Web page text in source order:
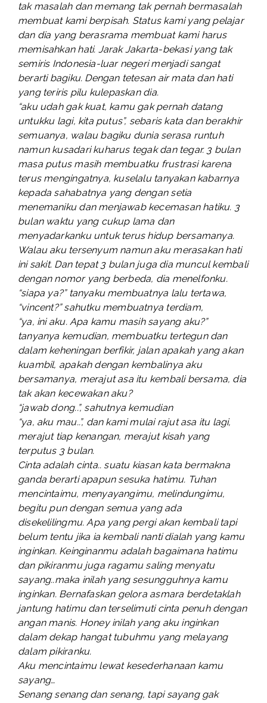
tak masalah dan memang tak pernah bermasalah
membuat kami berpisah. Status kami yang pelajar
dan dia yang berasrama membuat kami harus
memisahkan hati. Jarak Jakarta-bekasi yang tak
semiris Indonesia-luar negeri menjadi sangat
berarti bagiku. Dengan tetesan air mata dan hati
yang teriris pilu kulepaskan dia.
“aku udah gak kuat, kamu gak pernah datang
untukku lagi, kita putus”, sebaris kata dan berakhir
semuanya, walau bagiku dunia serasa runtuh
namun kusadari kuharus tegak dan tegar. 3 bulan
masa putus masih membuatku frustrasi karena
terus mengingatnya, kuselalu tanyakan kabarnya
kepada sahabatnya yang dengan setia
menemaniku dan menjawab kecemasan hatiku. 3
bulan waktu yang cukup lama dan
menyadarkanku untuk terus hidup bersamanya.
Walau aku tersenyum namun aku merasakan hati
ini sakit. Dan tepat 3 bulan juga dia muncul kembali
dengan nomor yang berbeda, dia menelfonku.
“siapa ya?” tanyaku membuatnya lalu tertawa,
“vincent?” sahutku membuatnya terdiam,
“ya, ini aku. Apa kamu masih sayang aku?”
tanyanya kemudian, membuatku tertegun dan
dalam keheningan berfikir, jalan apakah yang akan
kuambil, apakah dengan kembalinya aku
bersamanya, merajut asa itu kembali bersama, dia
tak akan kecewakan aku?
“jawab dong..”, sahutnya kemudian
“ya, aku mau..”, dan kami mulai rajut asa itu lagi,
merajut tiap kenangan, merajut kisah yang
terputus 3 bulan.
Cinta adalah cinta.. suatu kiasan kata bermakna
ganda berarti apapun sesuka hatimu. Tuhan
mencintaimu, menyayangimu, melindungimu,
begitu pun dengan semua yang ada
disekelilingmu. Apa yang pergi akan kembali tapi
belum tentu jika ia kembali nanti dialah yang kamu
inginkan. Keinginanmu adalah bagaimana hatimu
dan pikiranmu juga ragamu saling menyatu
sayang..maka inilah yang sesungguhnya kamu
inginkan. Bernafaskan gelora asmara berdetaklah
jantung hatimu dan terselimuti cinta penuh dengan
angan manis. Honey inilah yang aku inginkan
dalam dekap hangat tubuhmu yang melayang
dalam pikiranku.
Aku mencintaimu lewat kesederhanaan kamu
sayang…
Senang senang dan senang, tapi sayang gak